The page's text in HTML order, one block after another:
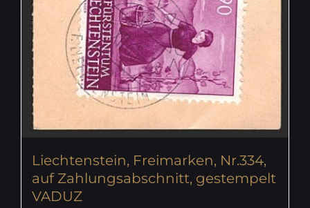
Liechtenstein, Freimarken, Nr.334,
auf Zahlungsabschnitt, gestempelt
VADUZ